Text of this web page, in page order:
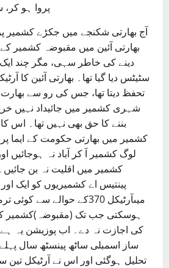
پروا ہو کر،
آج بھارتی شکنجے میں جکڑے کشمیر
بھارتی آئین میں مقبوضہ کشمیر کے
دینے کی خاطر سہی، مگر چند
تحفظ دیتا تھا، جس کی رو سے
شہری کشمیر میں جائیداد نہیں
بننے کا حق بھی نہیں تھا۔ اس
کشمیر میں بھارتی حکومت کے ایما
لوگ کشمیر آ کر آباد نہ ہوجائیں
کشمیر میں اقلیت نہ بن جائیں۔
پینتیس اے کشمیریوں کو ایک اور
میںآرٹیکل 370کے حوالے
ہوسکتی جب تک (مقبوضہ)کشمیر
کی اجازت نہ دے۔ اب پوزیشن یہ
ساز اسمبلی ساٹھ پینسٹھ سال
تحلیل ہوگئی اور اس نے آرٹیکل